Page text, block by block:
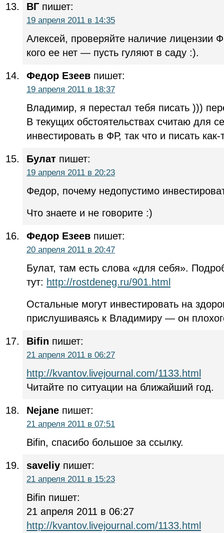
ВГ пишет:
19 апреля 2011 в 14:35
Алексей, проверяйте наличие
кого ее нет — пусть гуляют в саду :).
Федор Езеев пишет:
19 апреля 2011 в 18:37
Владимир, я перестал тебя писать )))
В текущих обстоятельствах считаю для
инвестировать в ФР, так что и писать
Булат пишет:
19 апреля 2011 в 20:23
Федор, почему недопустимо
Что знаете и не говорите :)
Федор Езеев пишет:
20 апреля 2011 в 20:47
Булат, там есть слова «для себя».
тут: http://rostdeneg.ru/901.html
Остальные могут инвестировать на
прислушиваясь к Владимиру — он
Bifin пишет:
21 апреля 2011 в 06:27
http://kvantov.livejournal.com/1133.html
Читайте по ситуации на ближайший год.
Nejane пишет:
21 апреля 2011 в 07:51
Bifin, спасибо большое за ссылку.
saveliy пишет:
21 апреля 2011 в 15:23
Bifin пишет:
21 апреля 2011 в 06:27
http://kvantov.livejournal.com/1133.html